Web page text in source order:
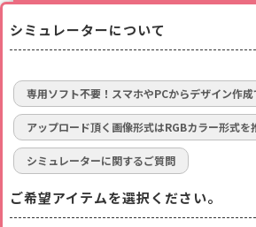
シミュレーターについて
専用ソフト不要！スマホやPCからデザイン作
アップロード頂く画像形式はRGBカラー形式を
シミュレーターに関するご質問
ご希望アイテムを選択ください。